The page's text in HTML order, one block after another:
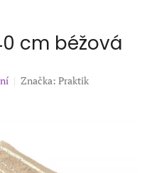
cm béžová
Značka: Praktik